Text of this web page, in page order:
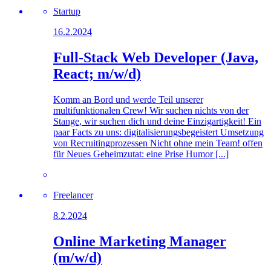
Startup
16.2.2024
Full-Stack Web Developer (Java,
React; m/w/d)
Komm an Bord und werde Teil unserer
multifunktionalen Crew! Wir suchen nichts von der
Stange, wir suchen dich und deine Einzigartigkeit! Ein
paar Facts zu uns: digitalisierungsbegeistert Umsetzung
von Recruitingprozessen Nicht ohne mein Team! offen
für Neues Geheimzutat: eine Prise Humor [...]
Freelancer
8.2.2024
Online Marketing Manager
(m/w/d)